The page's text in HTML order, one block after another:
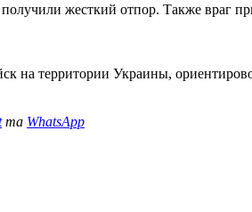
жесткий отпор. Также враг
на территории Украины,
та WhatsApp